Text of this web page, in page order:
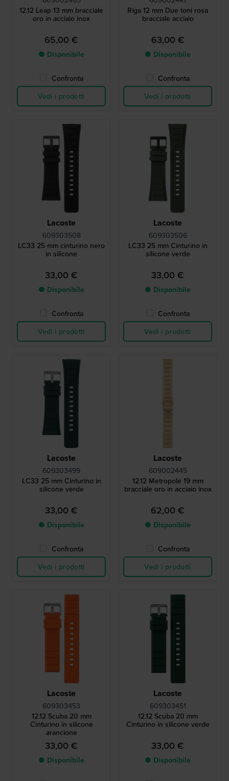
12.12 Leap 13 mm bracciale
oro in acciaio inox
65,00 €
● Disponibile
Confronta
Vedi i prodotti
Riga 12 mm Due toni rosa
bracciale acciaio
63,00 €
● Disponibile
Confronta
Vedi i prodotti
Lacoste
609303508
LC33 25 mm cinturino nero
in silicone
33,00 €
● Disponibile
Confronta
Vedi i prodotti
Lacoste
609303506
LC33 25 mm Cinturino in
silicone verde
33,00 €
● Disponibile
Confronta
Vedi i prodotti
Lacoste
609303499
LC33 25 mm Cinturino in
silicone verde
33,00 €
● Disponibile
Confronta
Vedi i prodotti
Lacoste
609002445
12.12 Metropole 19 mm
bracciale oro in acciaio inox
62,00 €
● Disponibile
Confronta
Vedi i prodotti
Lacoste
609303453
12.12 Scuba 20 mm
Cinturino in silicone
arancione
33,00 €
● Disponibile
Lacoste
609303451
12.12 Scuba 20 mm
Cinturino in silicone verde
33,00 €
● Disponibile